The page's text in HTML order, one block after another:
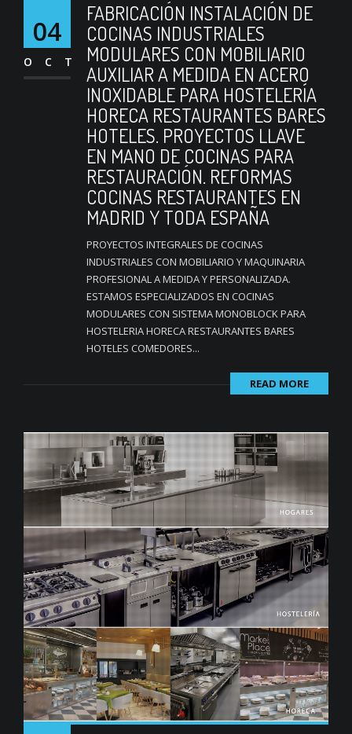
04
OCT
FABRICACIÓN INSTALACIÓN DE
COCINAS INDUSTRIALES
MODULARES CON MOBILIARIO
AUXILIAR A MEDIDA EN ACERO
INOXIDABLE PARA HOSTELERÍA
HORECA RESTAURANTES BARES
HOTELES. PROYECTOS LLAVE
EN MANO DE COCINAS PARA
RESTAURACIÓN. REFORMAS
COCINAS RESTAURANTES EN
MADRID Y TODA ESPAÑA
PROYECTOS INTEGRALES DE COCINAS
INDUSTRIALES CON MOBILIARIO Y MAQUINARIA
PROFESIONAL A MEDIDA Y PERSONALIZADA.
ESTAMOS ESPECIALIZADOS EN COCINAS
MODULARES CON SISTEMA MONOBLOCK PARA
HOSTELERIA HORECA RESTAURANTES BARES
HOTELES COMEDORES...
READ MORE